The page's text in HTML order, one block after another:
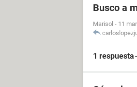
Busco a
Marisol - 11
1 respuesta